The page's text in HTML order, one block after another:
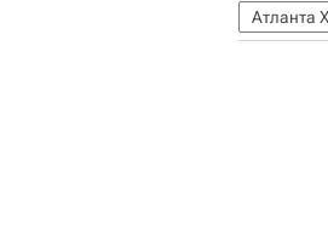
Атланта